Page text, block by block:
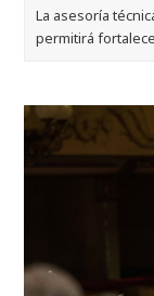
La asesoría
permitirá